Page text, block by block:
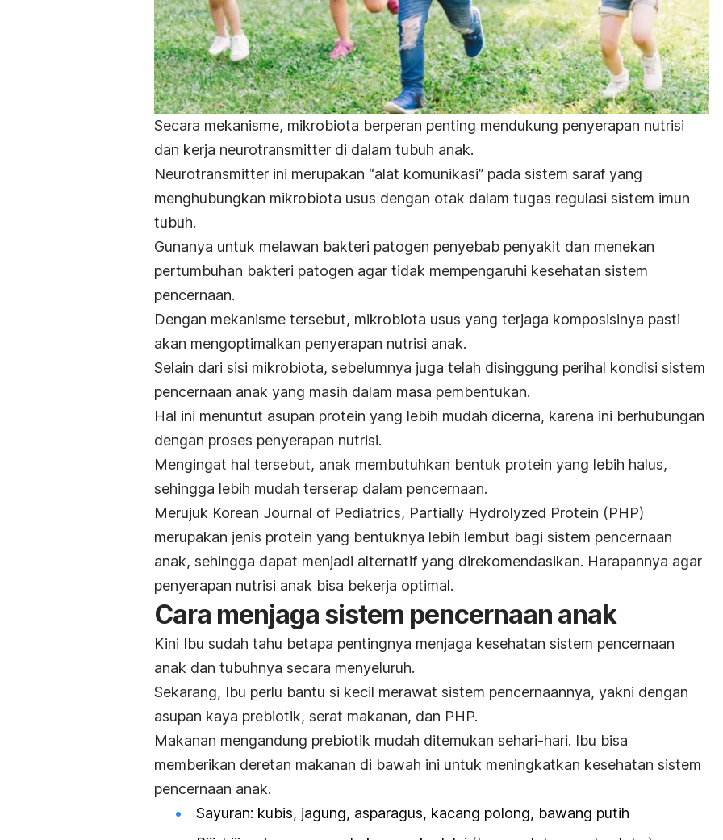
Secara mekanisme, mikrobiota berperan penting mendukung penyerapan nutrisi
dan kerja neurotransmitter di dalam tubuh anak.
Neurotransmitter ini merupakan “alat komunikasi” pada sistem saraf yang
menghubungkan mikrobiota usus dengan otak dalam tugas regulasi sistem imun
tubuh.
Gunanya untuk melawan bakteri patogen penyebab penyakit dan menekan
pertumbuhan bakteri patogen agar tidak mempengaruhi kesehatan sistem
pencernaan.
Dengan mekanisme tersebut, mikrobiota usus yang terjaga komposisinya pasti
akan mengoptimalkan penyerapan nutrisi anak.
Selain dari sisi mikrobiota, sebelumnya juga telah disinggung perihal kondisi sistem
pencernaan anak yang masih dalam masa pembentukan.
Hal ini menuntut asupan protein yang lebih mudah dicerna, karena ini berhubungan
dengan proses penyerapan nutrisi.
Mengingat hal tersebut, anak membutuhkan bentuk protein yang lebih halus,
sehingga lebih mudah terserap dalam pencernaan.
Merujuk Korean Journal of Pediatrics, Partially Hydrolyzed Protein (PHP)
merupakan jenis protein yang bentuknya lebih lembut bagi sistem pencernaan
anak, sehingga dapat menjadi alternatif yang direkomendasikan. Harapannya agar
penyerapan nutrisi anak bisa bekerja optimal.
Cara menjaga sistem pencernaan anak
Kini Ibu sudah tahu betapa pentingnya menjaga kesehatan sistem pencernaan
anak dan tubuhnya secara menyeluruh.
Sekarang, Ibu perlu bantu si kecil merawat sistem pencernaannya, yakni dengan
asupan kaya prebiotik, serat makanan, dan PHP.
Makanan mengandung prebiotik mudah ditemukan sehari-hari. Ibu bisa
memberikan deretan makanan di bawah ini untuk meningkatkan kesehatan sistem
pencernaan anak.
Sayuran: kubis, jagung, asparagus, kacang polong, bawang putih